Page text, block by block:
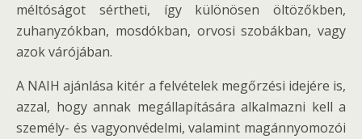
méltóságot sértheti, így különösen öltözőkben,
zuhanyzókban, mosdókban, orvosi szobákban, vagy
azok várójában.
A NAIH ajánlása kitér a felvételek megőrzési idejére is,
azzal, hogy annak megállapítására alkalmazni kell a
személy- és vagyonvédelmi, valamint magánnyomozói